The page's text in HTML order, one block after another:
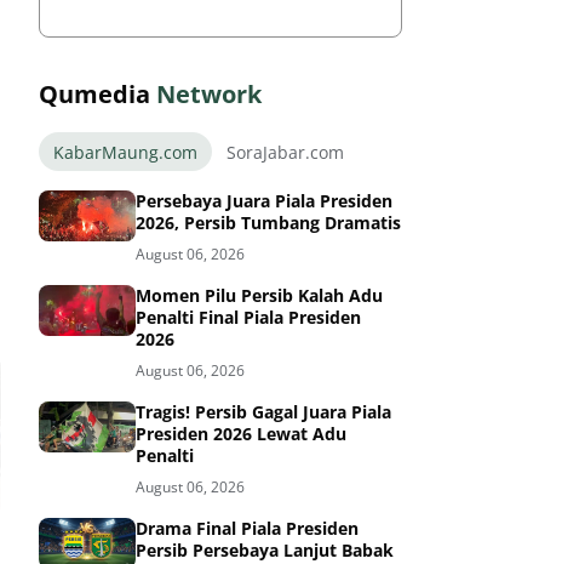
Qumedia Network
KabarMaung.com SoraJabar.com
Persebaya Juara Piala Presiden
2026, Persib Tumbang Dramatis
August 06, 2026
Momen Pilu Persib Kalah Adu
Penalti Final Piala Presiden
2026
August 06, 2026
Tragis! Persib Gagal Juara Piala
Presiden 2026 Lewat Adu
Penalti
August 06, 2026
Drama Final Piala Presiden
Persib Persebaya Lanjut Babak